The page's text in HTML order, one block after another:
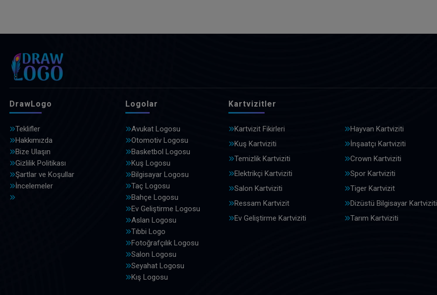
DrawLogo
Teklifler
Hakkımızda
Bize Ulaşın
Gizlilik Politikası
Şartlar ve Koşullar
İncelemeler
Logolar
Avukat Logosu
Otomotiv Logosu
Basketbol Logosu
Kuş Logosu
Bilgisayar Logosu
Taç Logosu
Bahçe Logosu
Ev Geliştirme Logosu
Aslan Logosu
Tıbbi Logo
Fotoğrafçılık Logosu
Salon Logosu
Seyahat Logosu
Kış Logosu
Kartvizitler
Kartvizit Fikirleri
Hayvan Kartviziti
Kuş Kartviziti
İnşaatçı Kartviziti
Temizlik Kartviziti
Crown Kartviziti
Elektrikçi Kartviziti
Spor Kartviziti
Salon Kartviziti
Tiger Kartvizit
Ressam Kartvizit
Dizüstü Bilgisayar Kartviziti
Ev Geliştirme Kartviziti
Tarım Kartviziti